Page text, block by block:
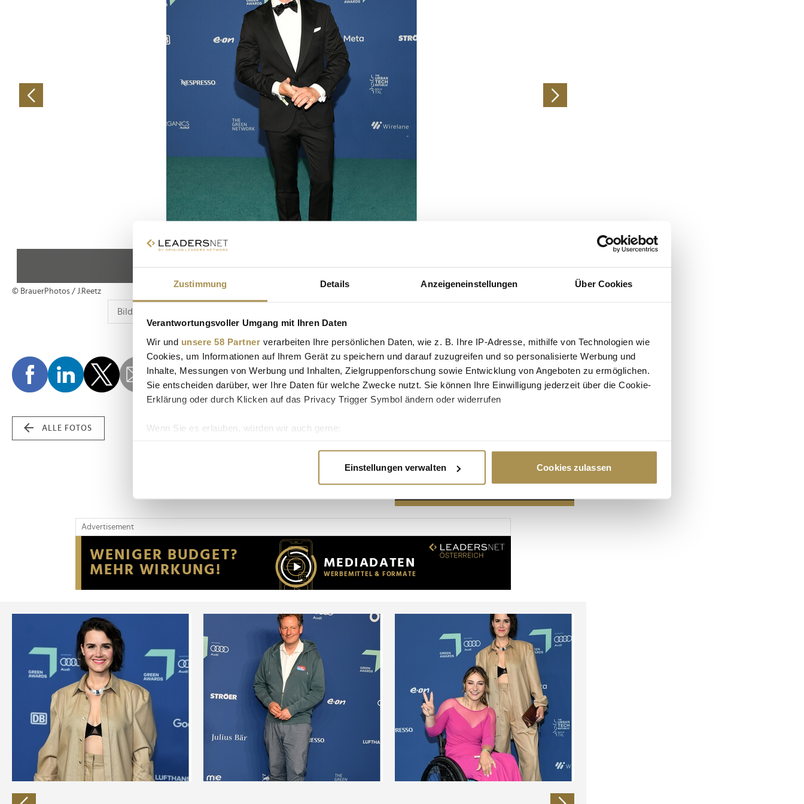
Zustimmung Details Anzeigeneinstellungen Über Cookies
Verantwortungsvoller Umgang mit Ihren Daten
Wir und unsere 58 Partner verarbeiten Ihre persönlichen Daten, wie z. B. Ihre IP-Adresse, mithilfe von Technologien wie
Cookies, um Informationen auf Ihrem Gerät zu speichern und darauf zuzugreifen und so personalisierte Werbung und
Inhalte, Messungen von Werbung und Inhalten, Zielgruppenforschung sowie Entwicklung von Angeboten zu ermöglichen.
Sie entscheiden darüber, wer Ihre Daten für welche Zwecke nutzt. Sie können Ihre Einwilligung jederzeit über die Cookie-
Erklärung oder durch Klicken auf das Privacy Trigger Symbol ändern oder widerrufen
Wenn Sie es erlauben, würden wir auch gerne:
Erfahren Sie mehr darüber, wie Ihre persönlichen Daten verarbeitet werden, und legen Sie Ihre Präferenzen im
Wir verwenden Cookies, um Inhalte und Anzeigen zu personalisieren, Funktionen für soziale Medien anbieten zu können
Website an unsere Partner für soziale Medien, Werbung und Analysen weiter. Unsere Partner führen diese Informationen
möglicherweise mit weiteren Daten zusammen, die Sie ihnen bereitgestellt haben oder die sie im Rahmen Ihrer Nutzung
der Dienste gesammelt haben.
Einstellungen verwalten Cookies zulassen
© BrauerPhotos / J.Reetz
ALLE FOTOS
Advertisement
Advertisement